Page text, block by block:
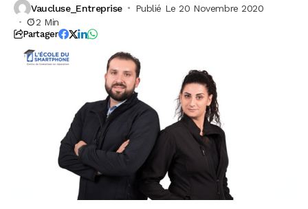
Vaucluse_Entreprise
Publié Le 20 Novembre 2020
2 Min
Partager